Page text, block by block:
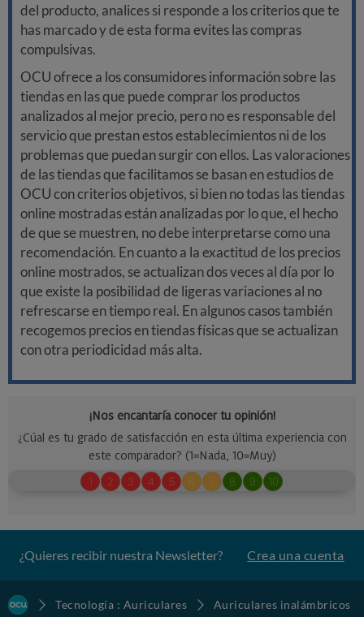
del producto, analices si responde a los criterios que te
has marcado y de esta forma evites las compras
compulsivas.
OCU ofrece a los consumidores información sobre las
tiendas en las que puede comprar los productos
analizados al mejor precio, pero no es responsable del
servicio que prestan estos establecimientos ni de los
problemas que puedan surgir con ellos. Las valoraciones
de las tiendas que facilitamos se basan en estudios de
OCU con criterios objetivos, si bien no todas las tiendas
online mostradas están analizadas por lo que, el hecho
de que se muestren, no debe interpretarse como una
recomendación. En cuanto a la exactitud de los precios
online mostrados, se actualizan dos veces al día por lo
que existe la posibilidad de ligeras variaciones al no
refrescarse en tiempo real. En algunos casos también
recogemos precios en tiendas físicas que se actualizan
con otra periodicidad más alta.
¿Quieres recibir nuestra Newsletter? Crea una cuenta
Tecnología : Auriculares
Auriculares inalámbricos